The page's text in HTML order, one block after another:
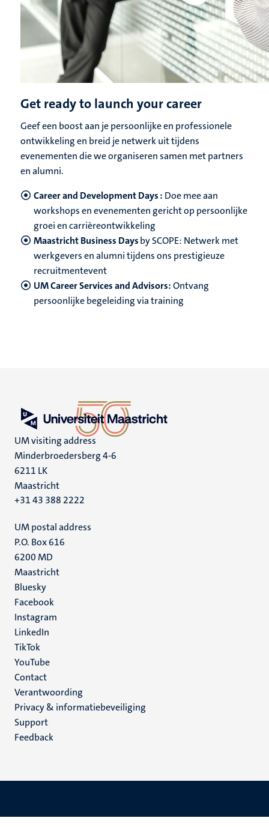
Get ready to launch your career
Geef een boost aan je persoonlijke en professionele
ontwikkeling en breid je netwerk uit tijdens
evenementen die we organiseren samen met partners
en alumni.
Career and Development Days : Doe mee aan
workshops en evenementen gericht op persoonlijke
groei en carrièreontwikkeling
Maastricht Business Daysby SCOPE: Netwerk met
werkgevers en alumni tijdens ons prestigieuze
recruitmentevent
UM Career Services and Advisors:Ontvang
persoonlijke begeleiding via training
UM visiting address
Minderbroedersberg 4-6
6211 LK
Maastricht
+31 43 388 2222
UM postal address
P.O. Box 616
6200 MD
Maastricht
Social
media
Bluesky
Facebook
Instagram
LinkedIn
TikTok
YouTube
Menu
footer
(NL)
Contact
Verantwoording
Privacy & informatiebeveiliging
Support
Feedback